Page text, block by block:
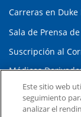
Carreras en Duke
Sala de Prensa
Suscripción al
Médicos
Enlaces
Este sitio web
seguimiento
analizar el